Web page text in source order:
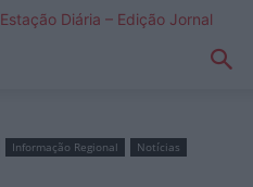
Estação Diária – Edição Jornal
Informação Regional
Notícias